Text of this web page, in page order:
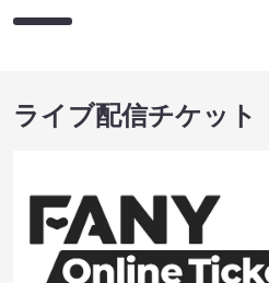
ライブ配信チケット